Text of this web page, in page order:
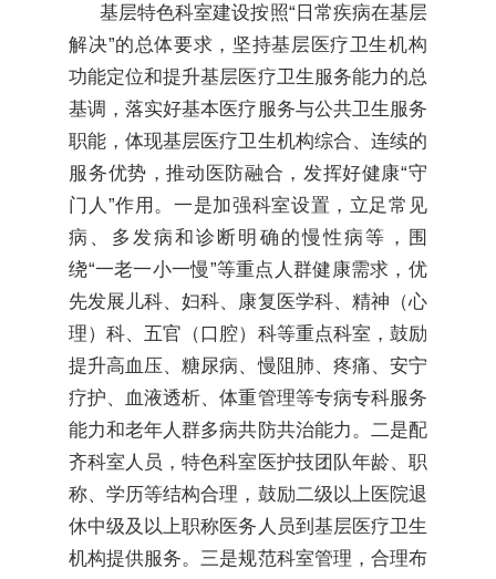
基层特色科室建设按照“日常疾病在基层
解决”的总体要求，坚持基层医疗卫生机构
功能定位和提升基层医疗卫生服务能力的总
基调，落实好基本医疗服务与公共卫生服务
职能，体现基层医疗卫生机构综合、连续的
服务优势，推动医防融合，发挥好健康“守
门人”作用。一是加强科室设置，立足常见
病、多发病和诊断明确的慢性病等，围
绕“一老一小一慢”等重点人群健康需求，优
先发展儿科、妇科、康复医学科、精神（心
理）科、五官（口腔）科等重点科室，鼓励
提升高血压、糖尿病、慢阻肺、疼痛、安宁
疗护、血液透析、体重管理等专病专科服务
能力和老年人群多病共防共治能力。二是配
齐科室人员，特色科室医护技团队年龄、职
称、学历等结构合理，鼓励二级以上医院退
休中级及以上职称医务人员到基层医疗卫生
机构提供服务。三是规范科室管理，合理布